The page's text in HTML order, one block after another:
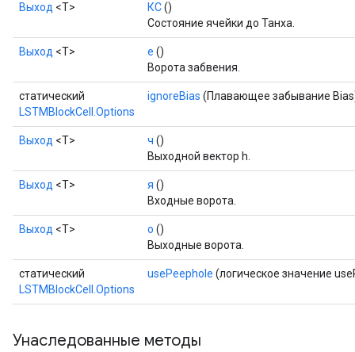
Выход <Т> КС()
Состояние ячейки до Танха.
Выход <Т> е ()
Ворота забвения.
статический
LSTMBlockCell.Options
ignoreBias (Плавающее забывание
Выход <Т> ч ()
Выходной вектор h.
Выход <Т> я ()
Входные ворота.
Выход <Т> о ()
Выходные ворота.
статический
LSTMBlockCell.Options
usePeephole (логическое значение
Унаследованные методы